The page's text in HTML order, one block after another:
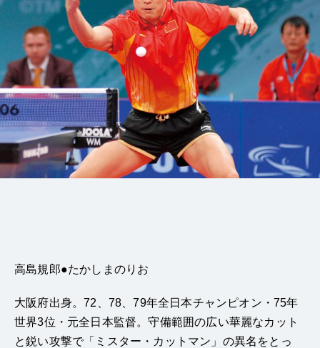
高島規郎●たかしまのりお
大阪府出身。72、78、79年全日本チャンピオン・75年
世界3位・元全日本監督。守備範囲の広い華麗なカット
と鋭い攻撃で「ミスター・カットマン」の異名をとっ